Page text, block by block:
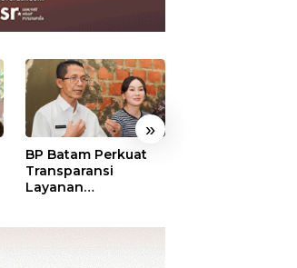
»
BP Batam Perkuat
Transparansi
Layanan
Segera Hadir Melalui
LMS